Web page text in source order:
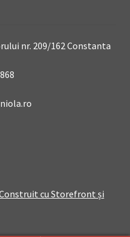
nr. 209/162 Constanta
cu Storefront și